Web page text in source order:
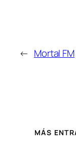
← Mortal FM
MÁS